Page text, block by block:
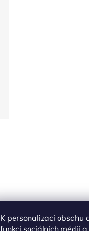
K personalizaci obsahu
funkcí sociálních médií